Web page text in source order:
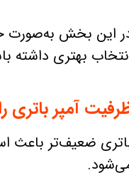
آمپر باتری
ضعیف‌تر باعث
این بخش به‌صورت
بهتری داشته